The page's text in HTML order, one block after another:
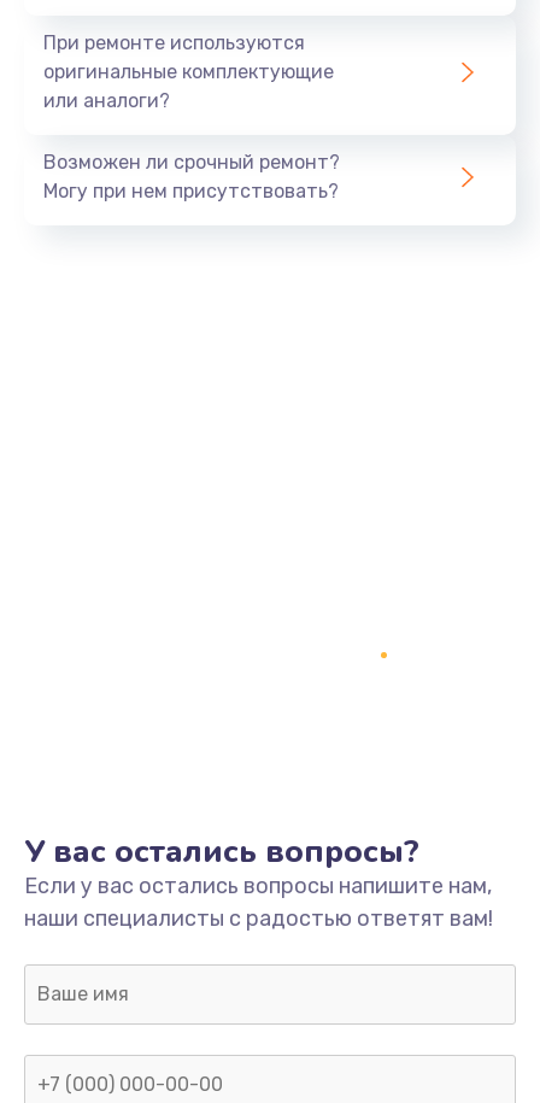
При ремонте используются
оригинальные комплектующие
или аналоги?
Возможен ли срочный ремонт?
Могу при нем присутствовать?
У вас остались вопросы?
Если у вас остались вопросы напишите нам,
наши специалисты с радостью ответят вам!